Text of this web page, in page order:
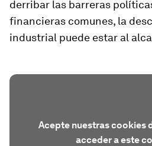
derribar las barreras
financieras comunes, la
industrial puede estar al
Acepte nuestras cookies
acceder a este